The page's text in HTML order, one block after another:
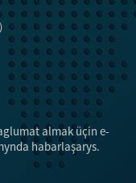
almak üçin e-
habarlaşarys.